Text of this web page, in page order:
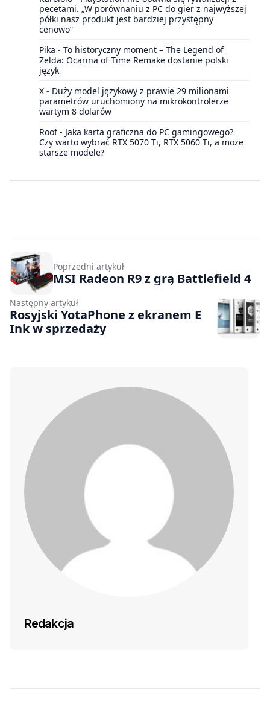
pecetami. „W porównaniu z PC do gier z najwyższej
półki nasz produkt jest bardziej przystępny
cenowo”
Pika - To historyczny moment – The Legend of
Zelda: Ocarina of Time Remake dostanie polski
język
X - Duży model językowy z prawie 29 milionami
parametrów uruchomiony na mikrokontrolerze
wartym 8 dolarów
Roof- Jaka karta graficzna do PC gamingowego?
Czy warto wybrać RTX 5070 Ti, RTX 5060 Ti, a może
starsze modele?
Poprzedni artykuł
MSI Radeon R9 z grą Battlefield 4
Następny artykuł
Rosyjski YotaPhone z ekranem E
Ink w sprzedaży
Redakcja